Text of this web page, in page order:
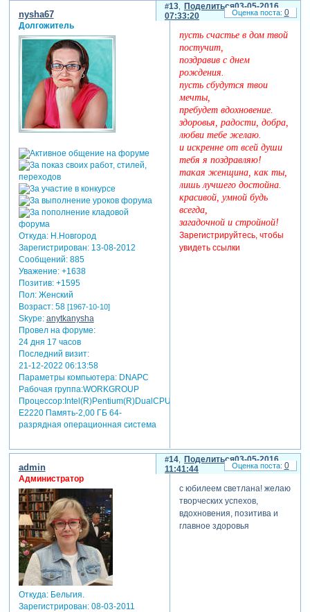
Поделиться
13
03-05-2016
07:33:20
nysha67
Долгожитель
Откуда:Н.Новгород
Зарегистрирован: 13-08-2012
Сообщений:885
Уважение: +1638
Позитив: +1595
Пол:Женский
Возраст:58 [1967-10-10]
Skype: anytkanysha
Провел на форуме:
24 дня 17 часов
Последний визит:
21-12-2022 06:13:58
Параметры компьютера:DNAPC
Рабочая группа:WORKGROUP
Процессор:Intel(R)Pentium(R)DualCPU
E2220 Память-2,00 ГБ 64-
разрядная операционная система
пусть счастье в дом твой
постучит,
поздравив с днем
рождения.
пусть сбудутся твои
мечты,
пребудет вдохновение.
здоровья, радости, добра,
любви тебе желаю.
и искренне от всей души
тебя я поздравляю!
такая женщина, как ты,
лишь лучшего достойна.
красивой, умной будь
всегда,
загадочной и стройной!
Зарегистрируйтесь, чтобы
увидеть ссылки
0
Поделиться
14
03-05-2016
11:41:44
admin
Администратор
Откуда:Бельгия.
Зарегистрирован: 08-03-2011
с юбилеем светлана! желаю
творческих успехов,
вдохновения, позитива и
главное здоровья
0